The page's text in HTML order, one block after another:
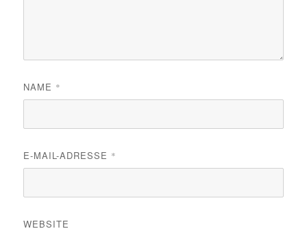
NAME *
E-MAIL-ADRESSE *
WEBSITE